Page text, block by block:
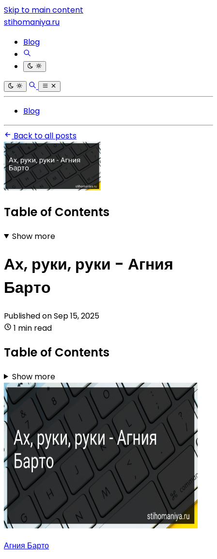
Skip to main content
stihomaniya.ru
Blog
Blog
Back to all posts
Table of Contents
Show more
Ах, руки, руки - Агния
Барто
Published onSep 15, 2025
1 min read
Table of Contents
Show more
Агния Барто